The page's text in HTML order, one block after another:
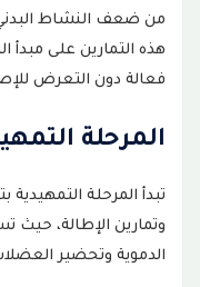
من ضعف النشاط
هذه التمارين على مبدأ
فعالة دون التعرض
المرحلة
تبدأ المرحلة
وتمارين الإطالة، حيث
الدموية وتحضير